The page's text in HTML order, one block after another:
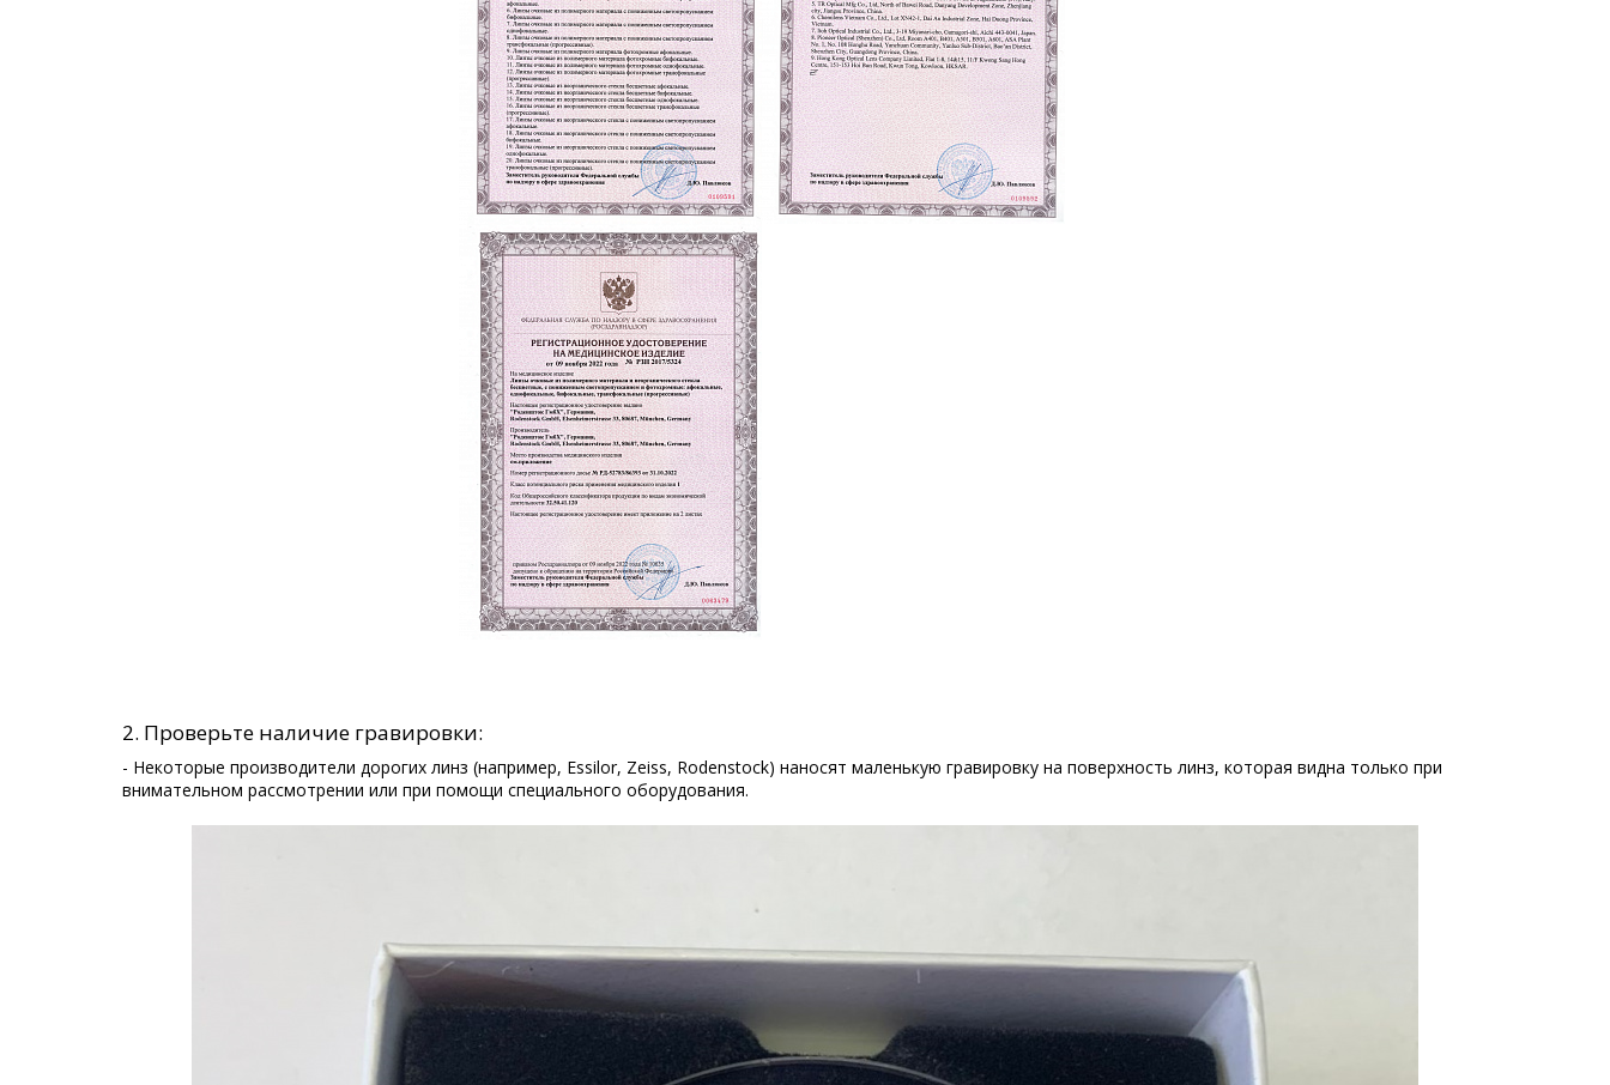
2. Проверьте наличие гравировки:
- Некоторые производители дорогих линз (например, Essilor, Zeiss, Rodenstock) наносят маленькую гравировку на поверхность линз, которая видна только при
внимательном рассмотрении или при помощи специального оборудования.